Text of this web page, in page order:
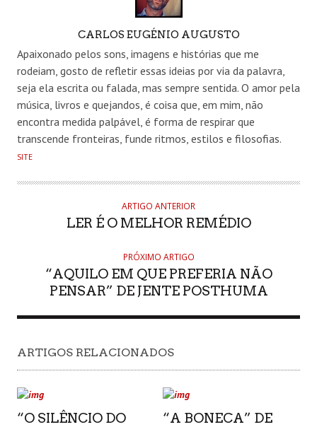
AUTHORCARLOS EUGÉNIO AUGUSTO
Apaixonado pelos sons, imagens e histórias que me
rodeiam, gosto de refletir essas ideias por via da palavra,
seja ela escrita ou falada, mas sempre sentida. O amor pela
música, livros e quejandos, é coisa que, em mim, não
encontra medida palpável, é forma de respirar que
transcende fronteiras, funde ritmos, estilos e filosofias.
SITE
ARTIGO ANTERIOR
LER É O MELHOR REMÉDIO
PRÓXIMO ARTIGO
“AQUILO EM QUE PREFERIA NÃO
PENSAR” DE JENTE POSTHUMA
ARTIGOS RELACIONADOS
“O SILÊNCIO DO
“A BONECA” DE